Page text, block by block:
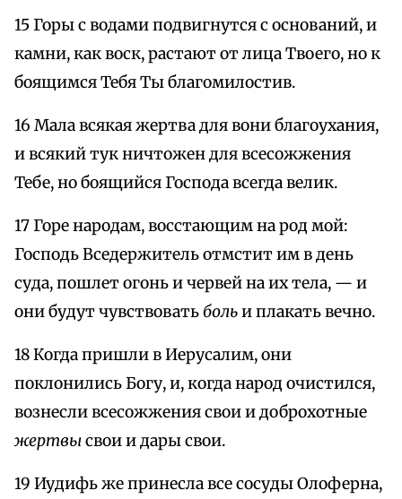
15 Горы с водами подвигнутся с оснований, и
камни, как воск, растают от лица Твоего, но к
боящимся Тебя Ты благомилостив.
16 Мала всякая жертва для вони благоухания,
и всякий тук ничтожен для всесожжения
Тебе, но боящийся Господа всегда велик.
17 Горе народам, восстающим на род мой:
Господь Вседержитель отмстит им в день
суда, пошлет огонь и червей на их тела, — и
они будут чувствоватьбольи плакать вечно.
18 Когда пришли в Иерусалим, они
поклонились Богу, и, когда народ очистился,
вознесли всесожжения свои и доброхотные
жертвысвои и дары свои.
19 Иудифь же принесла все сосуды Олоферна,